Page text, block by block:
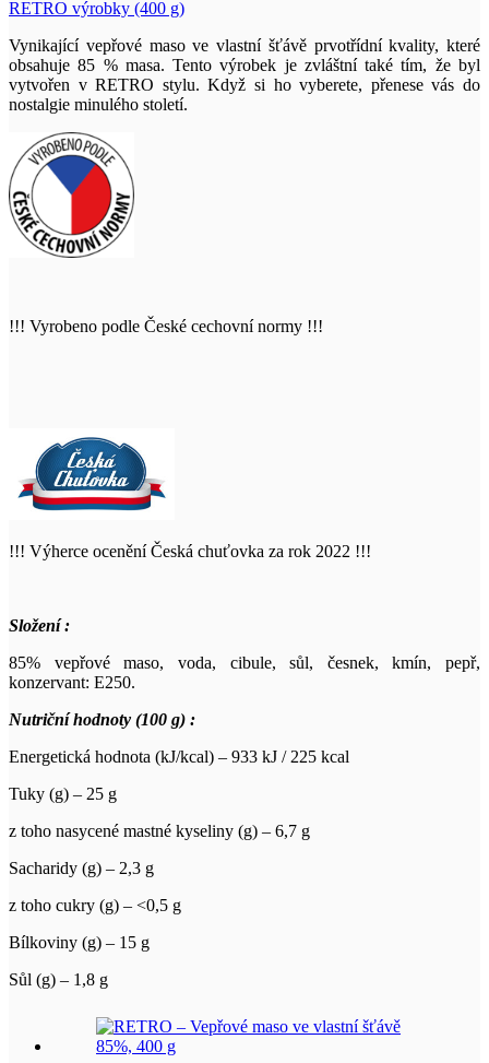
RETRO výrobky (400 g)
Vynikající vepřové maso ve vlastní šťávě prvotřídní kvality, které
obsahuje 85 % masa. Tento výrobek je zvláštní také tím, že byl
vytvořen v RETRO stylu. Když si ho vyberete, přenese vás do
nostalgie minulého století.
!!! Vyrobeno podle České cechovní normy !!!
!!! Výherce ocenění Česká chuťovka za rok 2022 !!!
Složení :
85% vepřové maso, voda, cibule, sůl, česnek, kmín, pepř,
konzervant: E250.
Nutriční hodnoty (100 g) :
Energetická hodnota (kJ/kcal) – 933 kJ / 225 kcal
Tuky (g) – 25 g
z toho nasycené mastné kyseliny (g) – 6,7 g
Sacharidy (g) – 2,3 g
z toho cukry (g) – <0,5 g
Bílkoviny (g) – 15 g
Sůl (g) – 1,8 g